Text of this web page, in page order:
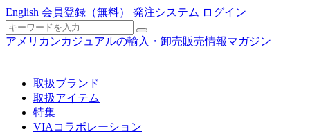
English 会員登録 （無料） 発注システム ログイン
アメリカンカジュアルの輸入・卸売販売情報マガジン
取扱ブランド
取扱アイテム
特集
VIAコラボレーション